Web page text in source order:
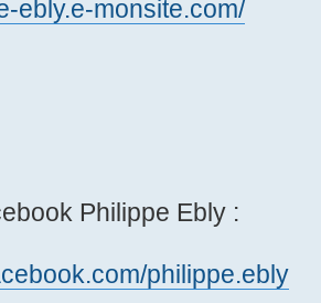
ebly.e-monsite.com/
Philippe Ebly :
philippe.ebly